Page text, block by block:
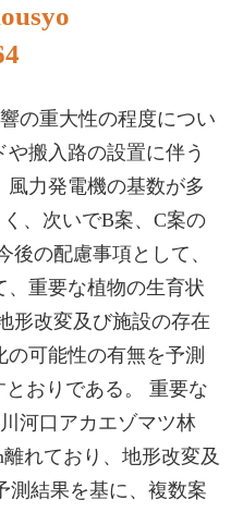
の重大性の程度につい
搬入路の設置に伴う
力発電機の基数が多
、次いでB案、C案の
後の配慮事項として、
重要な植物の生育状
形改変及び施設の存在
可能性の有無を予測
とおりである。 重要な
河口アカエゾマツ林
れており、地形改変及
測結果を基に、複数案